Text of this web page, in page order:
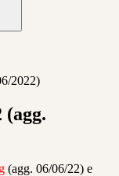
2022)
(agg.
(agg. 06/06/22) e